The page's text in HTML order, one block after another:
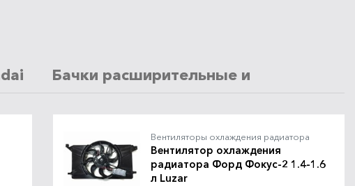
Бачки расширительные и крышки
Вентиляторы охлаждения радиатора
Вентилятор охлаждения
радиатора Форд Фокус-2 1.4-1.6
л Luzar